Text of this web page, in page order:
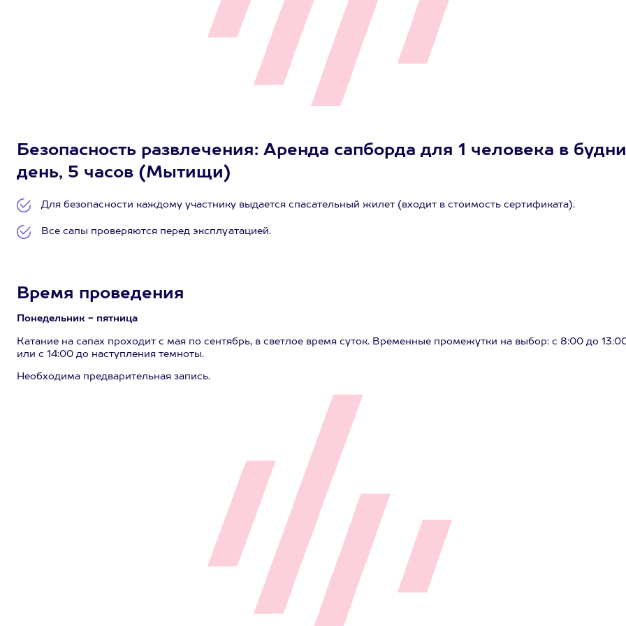
Безопасность развлечения: Аренда сапборда для 1 человека в
день, 5 часов (Мытищи)
Для безопасности каждому участнику выдается спасательный жилет (входит в стоимость сертификата).
Все сапы проверяются перед эксплуатацией.
Время проведения
Понедельник - пятница
Катание на сапах проходит с мая по сентябрь, в светлое время суток. Временные промежутки на выбор: с 8:00 до
или с 14:00 до наступления темноты.
Необходима предварительная запись.